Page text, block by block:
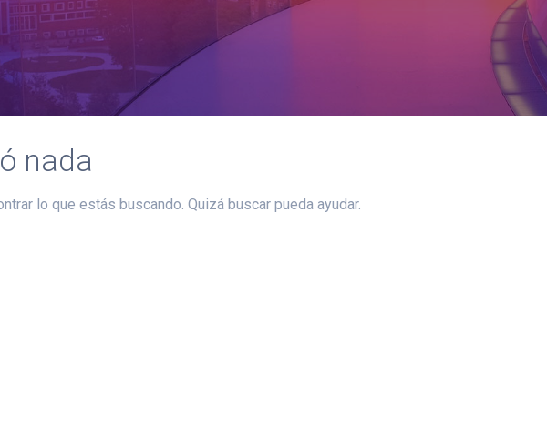
nada
lo que estás buscando. Quizá buscar pueda ayudar.